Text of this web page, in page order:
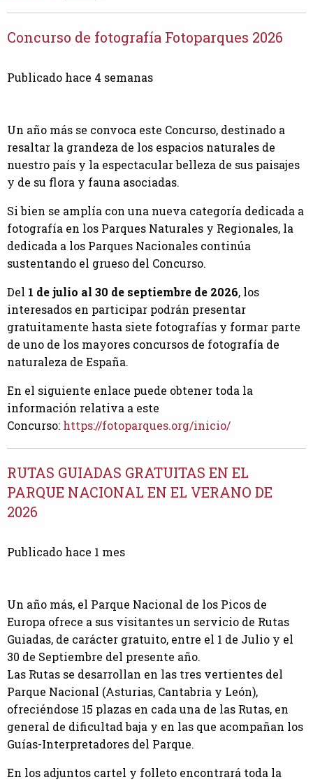
Concurso de fotografía Fotoparques 2026
Publicado hace 4 semanas
Un año más se convoca este Concurso, destinado a
resaltar la grandeza de los espacios naturales de
nuestro país y la espectacular belleza de sus paisajes
y de su flora y fauna asociadas.
Si bien se amplía con una nueva categoría dedicada a
fotografía en los Parques Naturales y Regionales, la
dedicada a los Parques Nacionales continúa
sustentando el grueso del Concurso.
Del 1 de julio al 30 de septiembre de 2026, los
interesados en participar podrán presentar
gratuitamente hasta siete fotografías y formar parte
de uno de los mayores concursos de fotografía de
naturaleza de España.
En el siguiente enlace puede obtener toda la
información relativa a este
Concurso: https://fotoparques.org/inicio/
RUTAS GUIADAS GRATUITAS EN EL
PARQUE NACIONAL EN EL VERANO DE
2026
Publicado hace 1 mes
Un año más, el Parque Nacional de los Picos de
Europa ofrece a sus visitantes un servicio de Rutas
Guiadas, de carácter gratuito, entre el 1 de Julio y el
30 de Septiembre del presente año.
Las Rutas se desarrollan en las tres vertientes del
Parque Nacional (Asturias, Cantabria y León),
ofreciéndose 15 plazas en cada una de las Rutas, en
general de dificultad baja y en las que acompañan los
Guías-Interpretadores del Parque.
En los adjuntos cartel y folleto encontrará toda la